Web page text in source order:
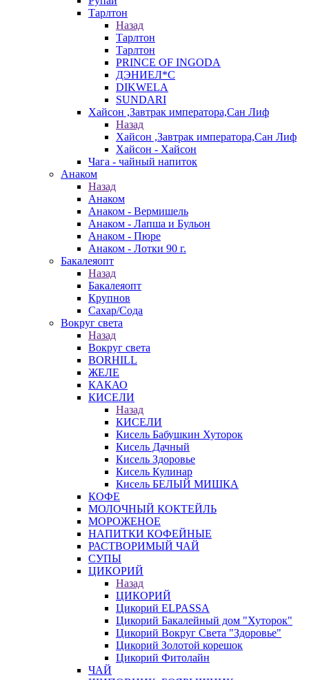
Тарлтон
Назад
Тарлтон
Тарлтон
PRINCE OF INGODA
ДЭНИЕЛ*С
DIKWELA
SUNDARI
Хайсон ,Завтрак императора,Сан Лиф
Назад
Хайсон ,Завтрак императора,Сан Лиф
Хайсон - Хайсон
Чага - чайный напиток
Анаком
Назад
Анаком
Анаком - Вермишель
Анаком - Лапша и Бульон
Анаком - Пюре
Анаком - Лотки 90 г.
Бакалеяопт
Назад
Бакалеяопт
Крупнов
Сахар/Сода
Вокруг света
Назад
Вокруг света
BORHILL
ЖЕЛЕ
КАКАО
КИСЕЛИ
Назад
КИСЕЛИ
Кисель Бабушкин Хуторок
Кисель Дачный
Кисель Здоровье
Кисель Кулинар
Кисель БЕЛЫЙ МИШКА
КОФЕ
МОЛОЧНЫЙ КОКТЕЙЛЬ
МОРОЖЕНОЕ
НАПИТКИ КОФЕЙНЫЕ
РАСТВОРИМЫЙ ЧАЙ
СУПЫ
ЦИКОРИЙ
Назад
ЦИКОРИЙ
Цикорий ELPASSA
Цикорий Бакалейный дом "Хуторок"
Цикорий Вокруг Света "Здоровье"
Цикорий Золотой корешок
Цикорий Фитолайн
ЧАЙ